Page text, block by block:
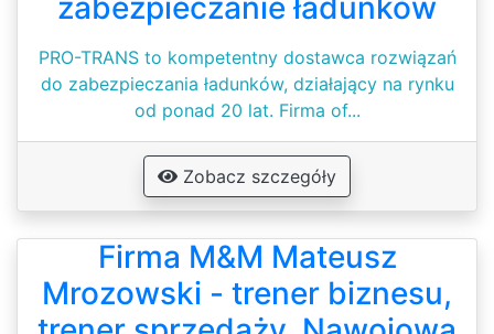
zabezpieczanie ładunków
PRO-TRANS to kompetentny dostawca rozwiązań
do zabezpieczania ładunków, działający na rynku
od ponad 20 lat. Firma of...
Zobacz szczegóły
Firma M&M Mateusz
Mrozowski - trener biznesu,